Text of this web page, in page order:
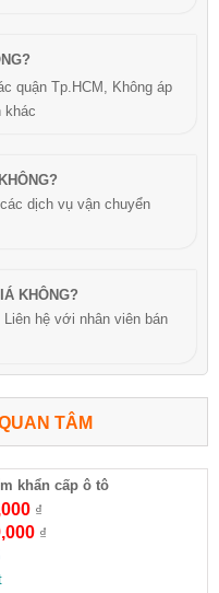
quận Tp.HCM, Không áp
khác
dịch vụ vận chuyển
KHÔNG?
hệ với nhân viên bán
TÂM
khẩn cấp ô tô
₫
₫